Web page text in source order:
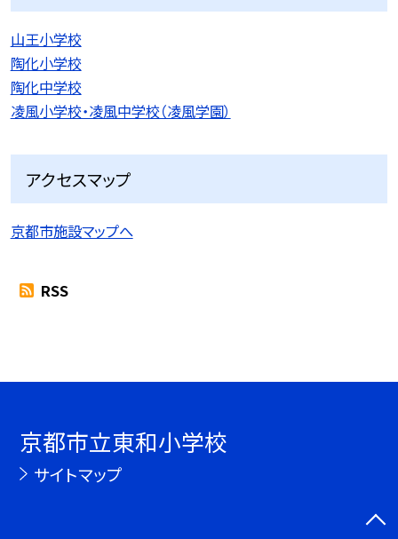
山王小学校
陶化小学校
陶化中学校
凌風小学校・凌風中学校（凌風学園）
アクセスマップ
京都市施設マップへ
RSS
京都市立東和小学校
サイトマップ